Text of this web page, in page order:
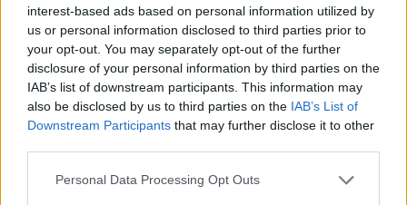
interest-based ads based on personal information utilized by
us or personal information disclosed to third parties prior to
your opt-out. You may separately opt-out of the further
disclosure of your personal information by third parties on the
IAB’s list of downstream participants. This information may
also be disclosed by us to third parties on the IAB’s List of
Downstream Participants that may further disclose it to other
Please note that this website/app uses one or more Google
Personal Data Processing Opt Outs
Στο πιο κεφάτο πρωτοχρονιάτικο πάρτι, θα
υποδεχτούμε τη νέα χρονιά μαζί με την
αγαπημένηΔέσποινα Βανδήπου θα
απογειώσει τη βραδιά με τις μεγάλες
επιτυχίες της. Η μοναδική ερμηνεύτρια θα
φέρει στη σκηνή την ξεχωριστή της
ενέργεια, σε μια εμφάνιση με τραγούδια που
έχουμε αγαπήσει και πολλές εκπλήξεις.